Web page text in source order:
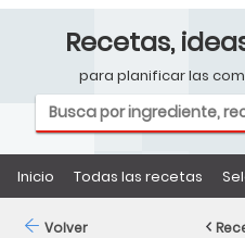
Recetas,
para planificar las
Inicio Todas las recetas
Volver